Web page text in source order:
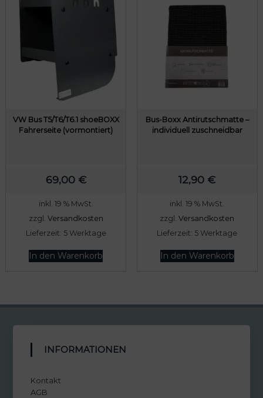
VW Bus T5/T6/T6.1 shoeBOXX
Fahrerseite (vormontiert)
69,00 €
inkl. 19 % MwSt.
zzgl. Versandkosten
Lieferzeit: 5 Werktage
In den Warenkorb
Bus-Boxx Antirutschmatte –
individuell zuschneidbar
12,90 €
inkl. 19 % MwSt.
zzgl.Versandkosten
Lieferzeit: 5 Werktage
In den Warenkorb
INFORMATIONEN
Kontakt
AGB